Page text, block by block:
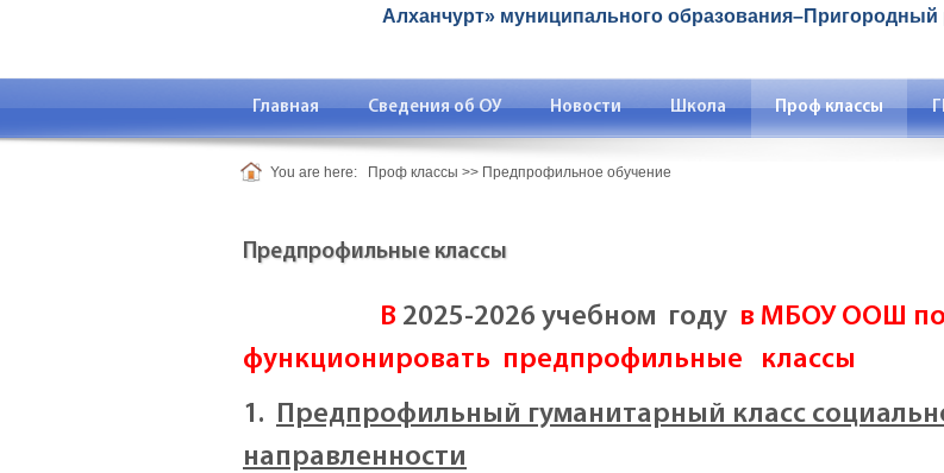
Алханчурт» муниципального
Главная Сведения об ОУ Новости Школа Проф классы
You are here: Проф классы >> Предпрофильное обучение
Предпрофильные классы
В 2025-2026 учебном году в МБОУ ООШ
функционировать предпрофильные классы
1. Предпрофильный гуманитарный класс
направленности